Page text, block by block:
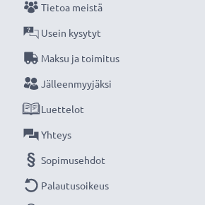
Tietoa meistä
Usein kysytyt
Maksu ja toimitus
Jälleenmyyjäksi
Luettelot
Yhteys
Sopimusehdot
Palautusoikeus